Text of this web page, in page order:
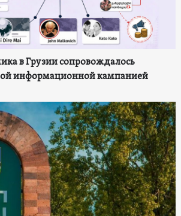
в Грузии сопровождалось
информационной кампанией